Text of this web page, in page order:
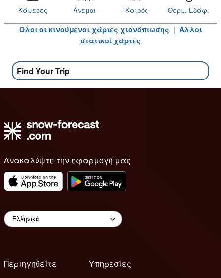
Θερμ. Εδάφ.
Καιρός
Ανεμοι
Κάμερες
Ολοι οι κινούμενοι χάρτες χιονόπτωσης | Αλλοι
στατικοί χάρτες
Find Your Trip
Ανακαλύψτε την εφαρμογή μας
Περιηγηθείτε
Υπηρεσίες